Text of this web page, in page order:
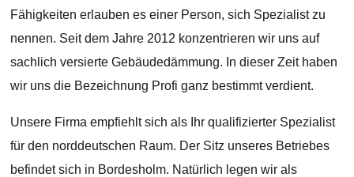
Fähigkeiten erlauben es einer Person, sich Spezialist zu
nennen. Seit dem Jahre 2012 konzentrieren wir uns auf
sachlich versierte Gebäudedämmung. In dieser Zeit haben
wir uns die Bezeichnung Profi ganz bestimmt verdient.
Unsere Firma empfiehlt sich als Ihr qualifizierter Spezialist
für den norddeutschen Raum. Der Sitz unseres Betriebes
befindet sich in Bordesholm. Natürlich legen wir als